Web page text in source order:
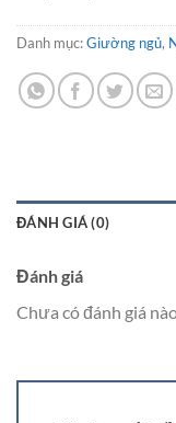
Danh mục:Giường ngủ,
ĐÁNH GIÁ (0)
Đánh giá
Chưa có đánh giá